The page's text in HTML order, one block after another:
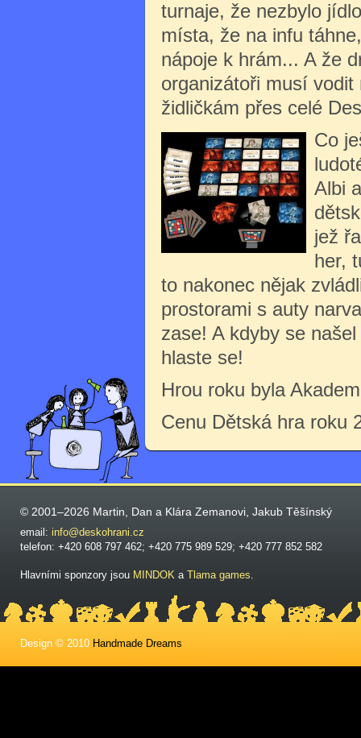
turnaje, že nezbylo
místa, že na infu
nápoje k hrám... A že
organizátoři musí
židličkám přes celé
Co
Albi
jež
her,
to nakonec nějak
prostorami s auty
zase! A kdyby se
hlaste se!
Hrou roku byla
Cenu Dětská hra roku
© 2001–2026 Martin, Dan a Klára Zemanovi, Jakub Těšínský
email: info@deskohrani.cz
telefon: +420 608 797 462; +420 775 989 529; +420 777 852 582
Hlavními sponzory jsou MINDOK a Tlama games.
Design © 2010 Handmade Dreams